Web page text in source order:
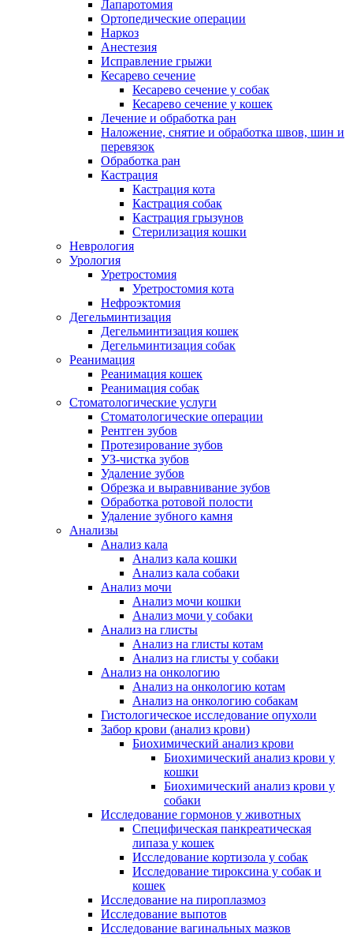
Лапаротомия
Ортопедические операции
Наркоз
Анестезия
Исправление грыжи
Кесарево сечение
Кесарево сечение у собак
Кесарево сечение у кошек
Лечение и обработка ран
Наложение, снятие и обработка швов, шин и
перевязок
Обработка ран
Кастрация
Кастрация кота
Кастрация собак
Кастрация грызунов
Стерилизация кошки
Неврология
Урология
Уретростомия
Уретростомия кота
Нефроэктомия
Дегельминтизация
Дегельминтизация кошек
Дегельминтизация собак
Реанимация
Реанимация кошек
Реанимация собак
Стоматологические услуги
Стоматологические операции
Рентген зубов
Протезирование зубов
УЗ-чистка зубов
Удаление зубов
Обрезка и выравнивание зубов
Обработка ротовой полости
Удаление зубного камня
Анализы
Анализ кала
Анализ кала кошки
Анализ кала собаки
Анализ мочи
Анализ мочи кошки
Анализ мочи у собаки
Анализ на глисты
Анализ на глисты котам
Анализ на глисты у собаки
Анализ на онкологию
Анализ на онкологию котам
Анализ на онкологию собакам
Гистологическое исследование опухоли
Забор крови (анализ крови)
Биохимический анализ крови
Биохимический анализ крови у
кошки
Биохимический анализ крови у
собаки
Исследование гормонов у животных
Специфическая панкреатическая
липаза у кошек
Исследование кортизола у собак
Исследование тироксина у собак и
кошек
Исследование на пироплазмоз
Исследование выпотов
Исследование вагинальных мазков